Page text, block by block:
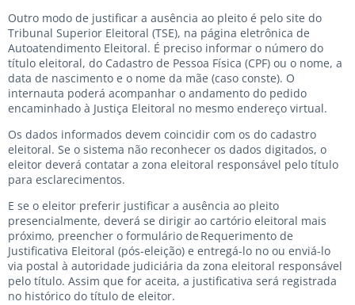
Outro modo de justificar a ausência ao pleito é pelo site do
Tribunal Superior Eleitoral (TSE), na página eletrônica de
Autoatendimento Eleitoral. É preciso informar o número do
título eleitoral, do Cadastro de Pessoa Física (CPF) ou o nome, a
data de nascimento e o nome da mãe (caso conste). O
internauta poderá acompanhar o andamento do pedido
encaminhado à Justiça Eleitoral no mesmo endereço virtual.
Os dados informados devem coincidir com os do cadastro
eleitoral. Se o sistema não reconhecer os dados digitados, o
eleitor deverá contatar a zona eleitoral responsável pelo título
para esclarecimentos.
E se o eleitor preferir justificar a ausência ao pleito
presencialmente, deverá se dirigir ao cartório eleitoral mais
próximo, preencher o formulário de Requerimento de
Justificativa Eleitoral (pós-eleição) e entregá-lo no ou enviá-lo
via postal à autoridade judiciária da zona eleitoral responsável
pelo título. Assim que for aceita, a justificativa será registrada
no histórico do título de eleitor.